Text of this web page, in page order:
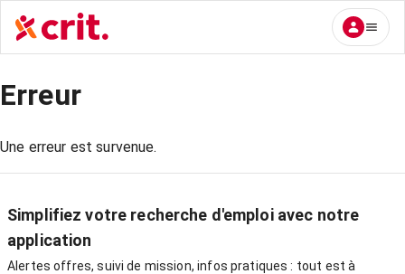
Erreur
Une erreur est survenue.
Simplifiez votre recherche d'emploi avec notre
application
Alertes offres, suivi de mission, infos pratiques : tout est à